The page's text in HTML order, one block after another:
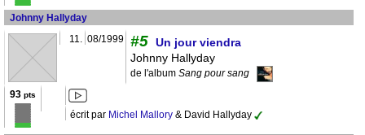
Johnny Hallyday
11. 08/1999 #5 Un jour viendra
Johnny Hallyday
de l'album Sang pour sang
93 pts
écrit par Michel Mallory & David Hallyday